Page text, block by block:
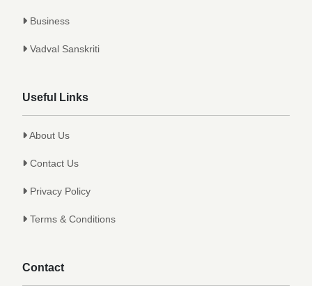
Business
Vadval Sanskriti
Useful Links
About Us
Contact Us
Privacy Policy
Terms & Conditions
Contact